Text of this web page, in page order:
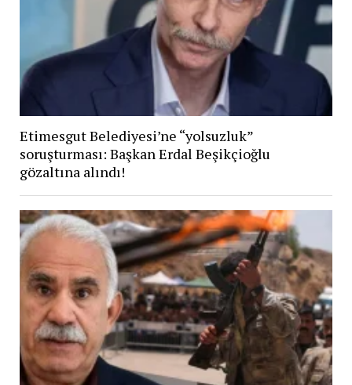
Etimesgut Belediyesi’ne “yolsuzluk”
soruşturması: Başkan Erdal Beşikçioğlu
gözaltına alındı!